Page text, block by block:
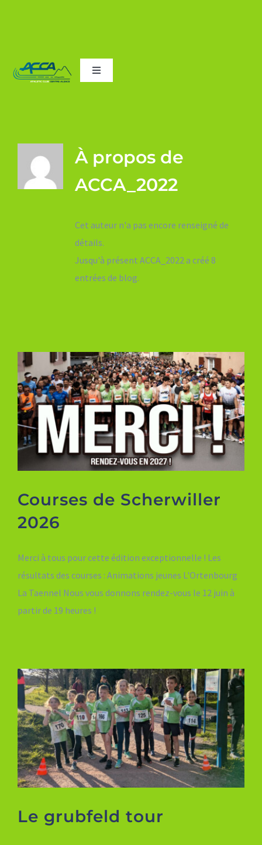
Passer
Toggle
Adhésions
Courses de Scherwiller
À propos de
ACCA_2022
Cet auteur n'a pas encore renseigné de
détails.
Jusqu'à présent ACCA_2022 a créé 8
entrées de blog.
Courses de Scherwiller
2026
Merci à tous pour cette édition exceptionnelle ! Les
résultats des courses : Animations jeunes L'Ortenbourg
La Taennel Nous vous donnons rendez-vous le 12 juin à
partir de 19 heures !
Le grubfeld tour